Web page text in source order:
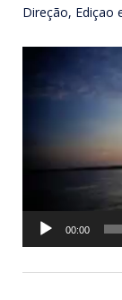
Direção, Ediçao
00:00